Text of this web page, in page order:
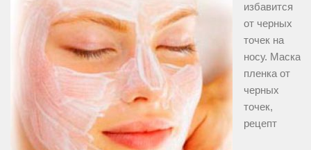
избавится
от черных
точек на
носу. Маска
пленка от
черных
точек,
рецепт